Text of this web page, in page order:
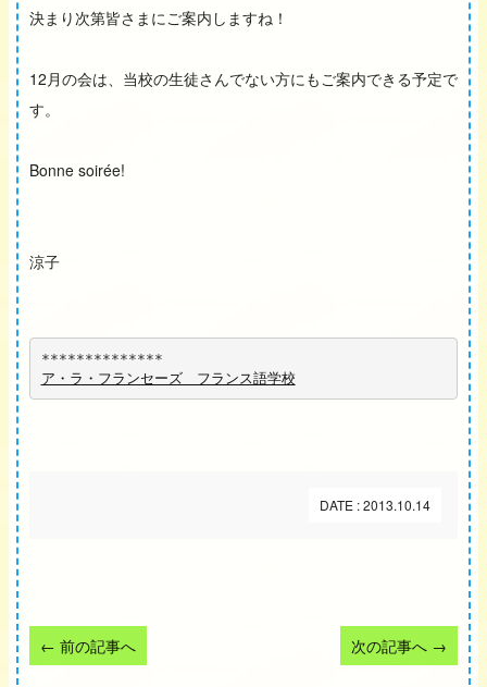
決まり次第皆さまにご案内しますね！
12月の会は、当校の生徒さんでない方にもご案内できる予定で
す。
Bonne soirée!
涼子
**************
ア・ラ・フランセーズ　フランス語学校
DATE : 2013.10.14
← 前の記事へ 次の記事へ →